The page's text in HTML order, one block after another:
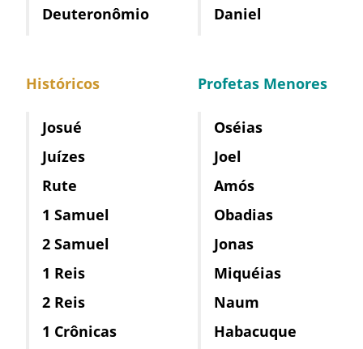
Deuteronômio
Históricos
Josué
Juízes
Rute
1 Samuel
2 Samuel
1 Reis
2 Reis
1 Crônicas
Daniel
Profetas Menores
Oséias
Joel
Amós
Obadias
Jonas
Miquéias
Naum
Habacuque